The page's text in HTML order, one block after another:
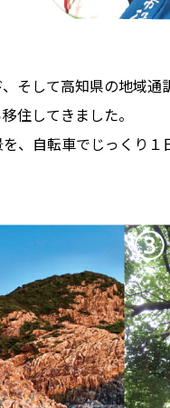
そして高知県の地域通
住してきました。
、自転車でじっくり１